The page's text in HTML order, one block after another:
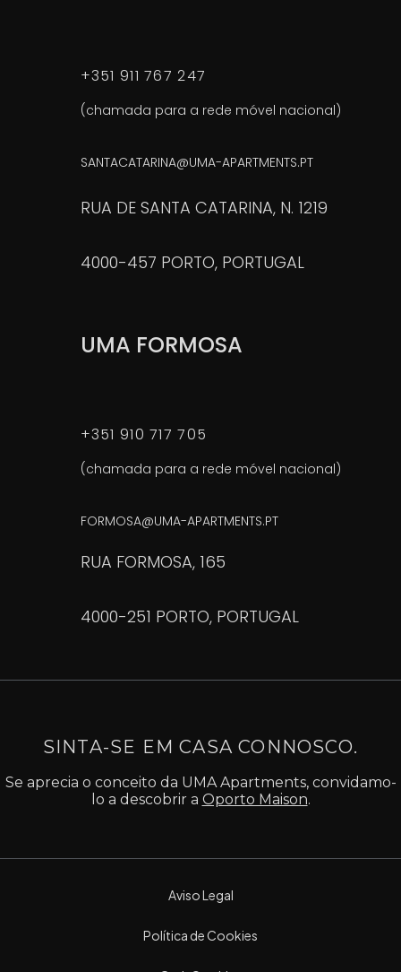
+351 911 767 247
(chamada para a rede móvel nacional)
SANTACATARINA@UMA-APARTMENTS.PT
RUA DE SANTA CATARINA, N. 1219
4000-457 PORTO, PORTUGAL
UMA FORMOSA
+351 910 717 705
(chamada para a rede móvel nacional)
FORMOSA@UMA-APARTMENTS.PT
RUA FORMOSA, 165
4000-251 PORTO, PORTUGAL
SINTA-SE EM CASA CONNOSCO.
Se aprecia o conceito da UMA Apartments, convidamo-
lo a descobrir a Oporto Maison.
Aviso Legal
Política de Cookies